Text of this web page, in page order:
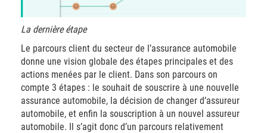
La dernière étape
Le parcours client du secteur de l’assurance automobile
donne une vision globale des étapes principales et des
actions menées par le client. Dans son parcours on
compte 3 étapes : le souhait de souscrire à une nouvelle
assurance automobile, la décision de changer d’assureur
automobile, et enfin la souscription à un nouvel assureur
automobile. Il s’agit donc d’un parcours relativement